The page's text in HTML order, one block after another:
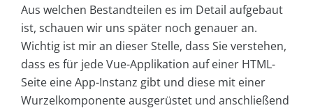
Aus welchen Bestandteilen es im Detail aufgebaut
ist, schauen wir uns später noch genauer an.
Wichtig ist mir an dieser Stelle, dass Sie verstehen,
dass es für jede Vue-Applikation auf einer HTML-
Seite eine App-Instanz gibt und diese mit einer
Wurzelkomponente ausgerüstet und anschließend